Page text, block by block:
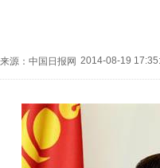
来源：中国日报网 2014-08-19